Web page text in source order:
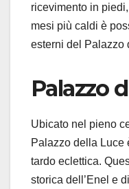
ricevimento in
mesi più caldi è
esterni del Palazzo
Palazzo
Ubicato nel pieno
Palazzo della Luce
tardo eclettica.
storica dell’Enel e